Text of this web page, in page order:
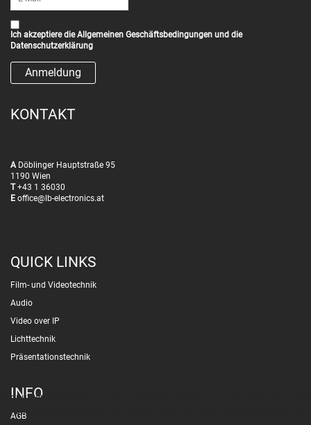
Ich akzeptiere dieAllgemeinen Geschäftsbedingungen und die
Datenschutzerklärung
KONTAKT
A Döblinger Hauptstraße 95
1190 Wien
T+43 1 36030
E office@lb-electronics.at
QUICK LINKS
Film- und Videotechnik
Audio
Video over IP
Lichttechnik
Präsentationstechnik
INFO
AGB
Wir nutzen Cookies auf unserer Website. Einige von ihnen sind essenziell
für den Betrieb der Seite, während andere uns helfen, diese Website und